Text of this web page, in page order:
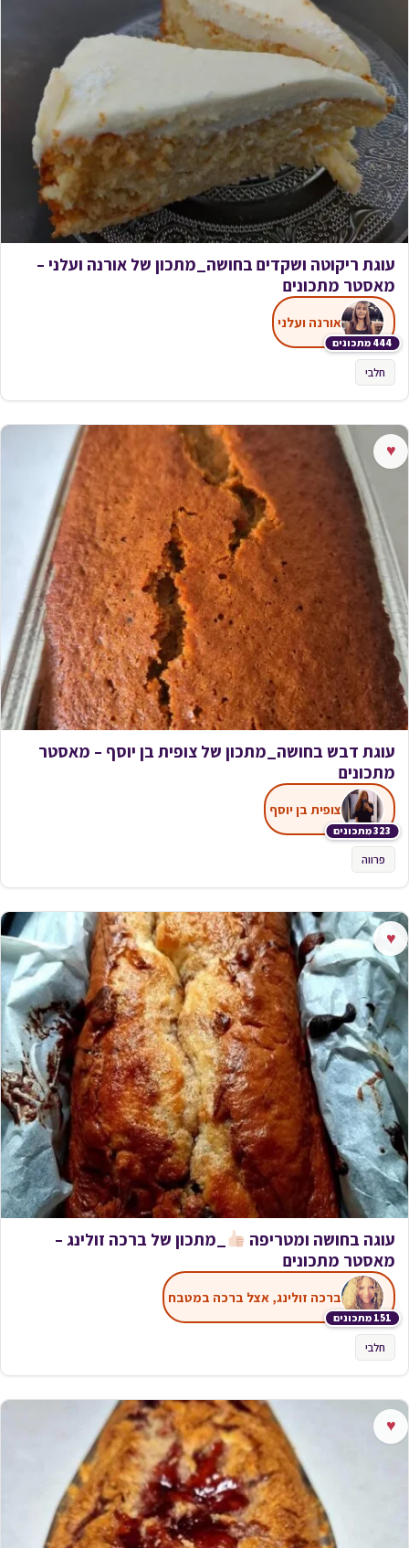
עוגת ריקוטה ושקדים בחושה_מתכון של אורנה ועלני –
מאסטר מתכונים
444 מתכונים
אורנה ועלני
חלבי
♥
עוגת דבש בחושה_מתכון של צופית בן יוסף – מאסטר
מתכונים
323 מתכונים
צופית בן יוסף
פרווה
♥
עוגה בחושה ומטריפה
_מתכון של ברכה זולינג –
מאסטר מתכונים
151 מתכונים
ברכה זולינג, אצל ברכה במטבח
חלבי
♥